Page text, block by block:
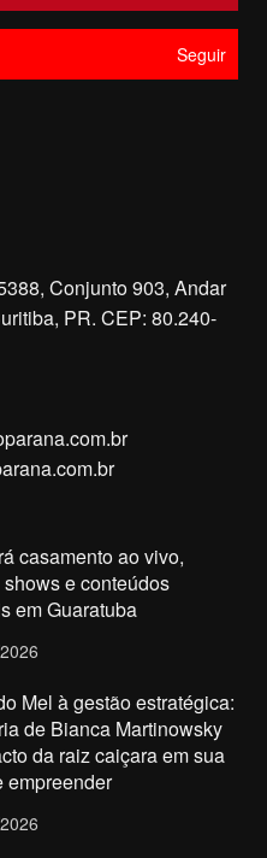
Seguir
Conjunto 903, Andar
PR. CEP: 80.240-
casamento ao vivo,
e conteúdos
em Guaratuba
Mel à gestão estratégica:
de Bianca Martinowsky
da raiz caiçara em sua
empreender